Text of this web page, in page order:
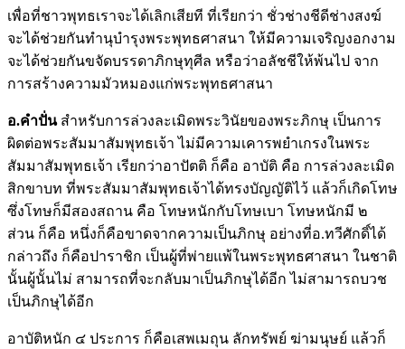
เพื่อที่ชาวพุทธเราจะได้เลิกเสียที ที่เรียกว่า ชั่วช่างชีดีช่างสงฆ์
จะได้ช่วยกันทำนุบำรุงพระพุทธศาสนา ให้มีความเจริญงอกงาม
จะได้ช่วยกันขจัดบรรดาภิกษุทุศีล หรือว่าอลัชชีให้พ้นไป จาก
การสร้างความมัวหมองแก่พระพุทธศาสนา
อ.คำปั่น สำหรับการล่วงละเมิดพระวินัยของพระภิกษุ เป็นการ
ผิดต่อพระสัมมาสัมพุทธเจ้า ไม่มีความเคารพยำเกรงในพระ
สัมมาสัมพุทธเจ้า เรียกว่าอาปัตติ ก็คือ อาบัติ คือ การล่วงละเมิด
สิกขาบท ที่พระสัมมาสัมพุทธเจ้าได้ทรงบัญญัติไว้ แล้วก็เกิดโทษ
ซึ่งโทษก็มีสองสถาน คือ โทษหนักกับโทษเบา โทษหนักมี ๒
ส่วน ก็คือ หนึ่งก็คือขาดจากความเป็นภิกษุ อย่างที่อ.ทวีศักดิ์ได้
กล่าวถึง ก็คือปาราชิก เป็นผู้ที่พ่ายแพ้ในพระพุทธศาสนา ในชาติ
นั้นผู้นั้นไม่ สามารถที่จะกลับมาเป็นภิกษุได้อีก ไม่สามารถบวช
เป็นภิกษุได้อีก
อาบัติหนัก ๔ ประการ ก็คือเสพเมถุน ลักทรัพย์ ฆ่ามนุษย์ แล้วก็